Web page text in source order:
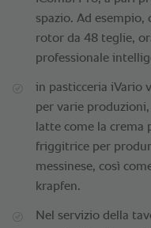
spazio. Ad
rotor da 48 teglie,
professionale
in pasticceria iVario
per varie
latte come la crema
friggitrice per
messinese, così
krapfen.
Nel servizio della